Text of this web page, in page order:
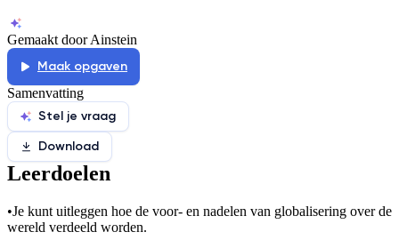
Gemaakt door Ainstein
Maak opgaven
Samenvatting
Stel je vraag
Download
Leerdoelen
•Je kunt uitleggen hoe de voor- en nadelen van globalisering over de
wereld verdeeld worden.